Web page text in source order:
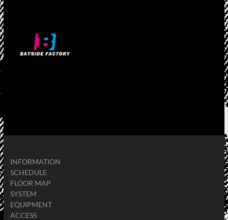
INFORMATION
SCHEDULE
FLOOR MAP
SYSTEM
EQUIPMENT
ACCESS